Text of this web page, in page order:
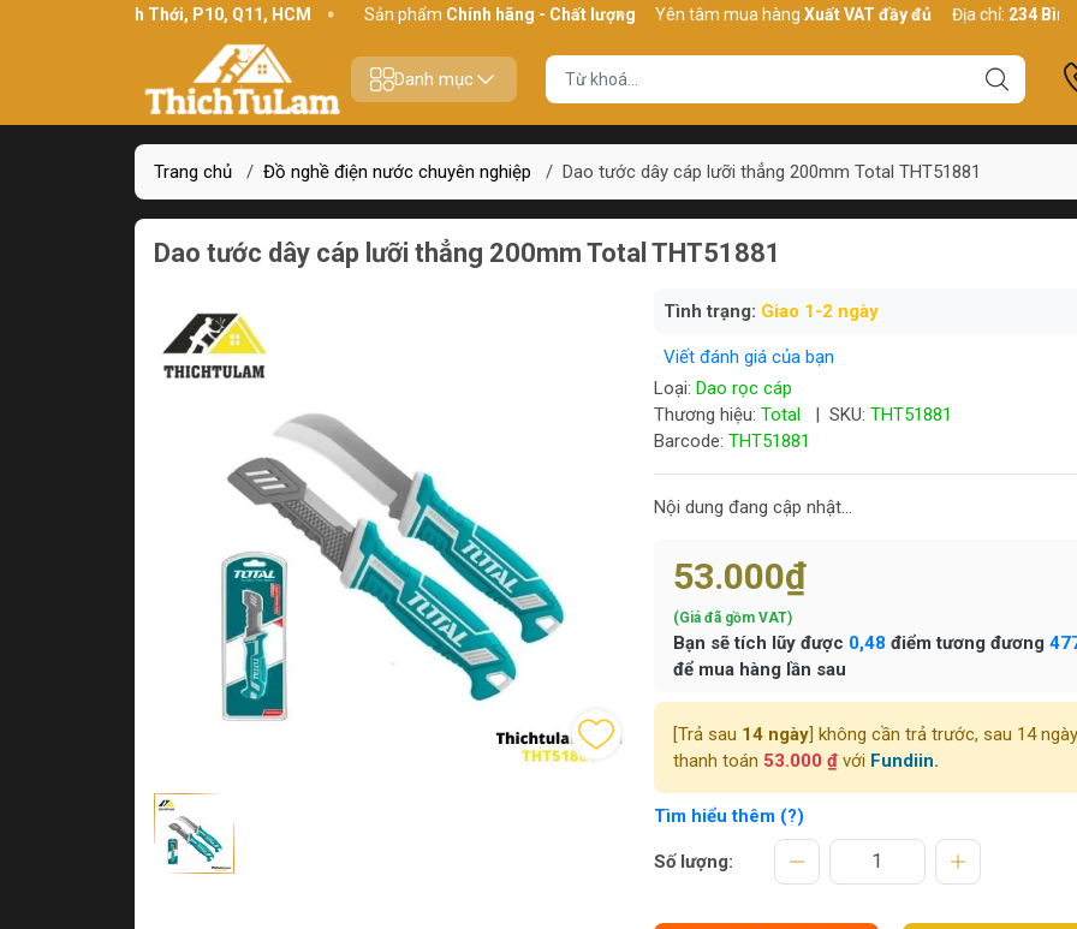
234 Bình Thới, P10, Q11, HCM Sản phẩm Chính hãng - Chất lượng Yên tâm mua hàngXuất VAT đầy đủ Địa chỉ:234 Bình Thới,
Danh mục
Trang chủ / Đồ nghề điện nước chuyên nghiệp / Dao tước dây cáp lưỡi thẳng 200mm Total THT51881
Dao tước dây cáp lưỡi thẳng 200mm Total THT51881
Tình trạng: Giao 1-2 ngày
Viết đánh giá của bạn
Loại: Dao rọc cáp
Thương hiệu: Total | SKU: THT51881
Barcode: THT51881
Nội dung đang cập nhật...
53.000₫
(Giá đã gồm VAT)
Bạn sẽ tích lũy được 0,48 điểm tương đương
để mua hàng lần sau
[Trả sau 14 ngày] không cần trả trước, sau 14 ngày
thanh toán 53.000 ₫với Fundiin.
Tìm hiểu thêm (?)
Số lượng: